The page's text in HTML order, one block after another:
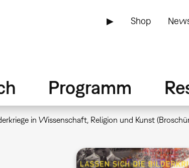
▶ Shop
Programm
in Wissenschaft, Religion und Kunst